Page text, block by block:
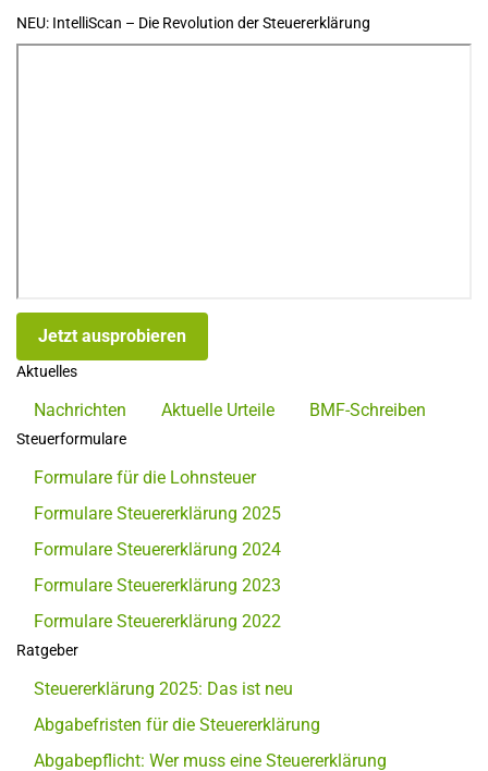
NEU: IntelliScan – Die Revolution der Steuererklärung
Jetzt ausprobieren
Aktuelles
Nachrichten Aktuelle Urteile BMF-Schreiben
Steuerformulare
Formulare für die Lohnsteuer
Formulare Steuererklärung 2025
Formulare Steuererklärung 2024
Formulare Steuererklärung 2023
Formulare Steuererklärung 2022
Ratgeber
Steuererklärung 2025: Das ist neu
Abgabefristen für die Steuererklärung
Abgabepflicht: Wer muss eine Steuererklärung